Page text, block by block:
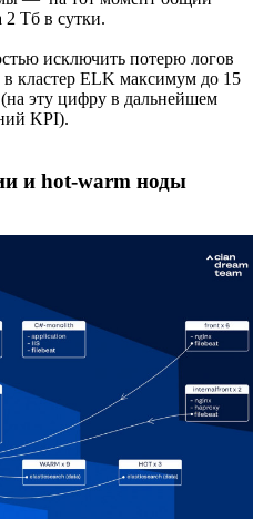
2 Тб в сутки.
исключить потерю логов
в кластер ELK максимум до 15
эту цифру в дальнейшем
KPI).
и hot-warm ноды